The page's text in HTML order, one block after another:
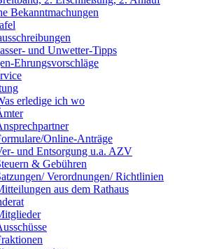
Bekanntmachungen
und Unwetter-Tipps
Ehrungsvorschläge
erledige ich wo
Online-Anträge
und Entsorgung u.a. AZV
& Gebühren
Verordnungen/ Richtlinien
aus dem Rathaus